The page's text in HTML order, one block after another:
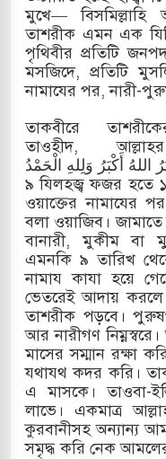
মুখে— বিসমিল্লাহি
তাশরীক এমন এক
পৃথিবীর প্রতিটি
মসজিদে, প্রতিটি
নামাযের পর, নারী-
তাকবীরে
তাওহীদ,
اللهُ أَكْبَرُ وَلِلهِ الْحَمْدُ.
৯ যিলহজ্ব ফজর হতে
ওয়াক্তের নামাযের
বলা ওয়াজিব।
বানারী, মুকীম বা
এমনকি ৯ তারিখ
নামায কাযা হয়ে
ভেতরেই আদায় করলে
তাশরীক পড়বে।
আর নারীগণ
মাসের সম্মান রক্ষা
যথাযথ কদর করি।
এ মাসকে। তাওবা-
লাভে। একমাত্র
কুরবানীসহ অন্যান্য
সমৃদ্ধ করি নেক আমলের